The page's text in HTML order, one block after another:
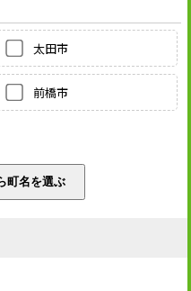
太田市
前橋市